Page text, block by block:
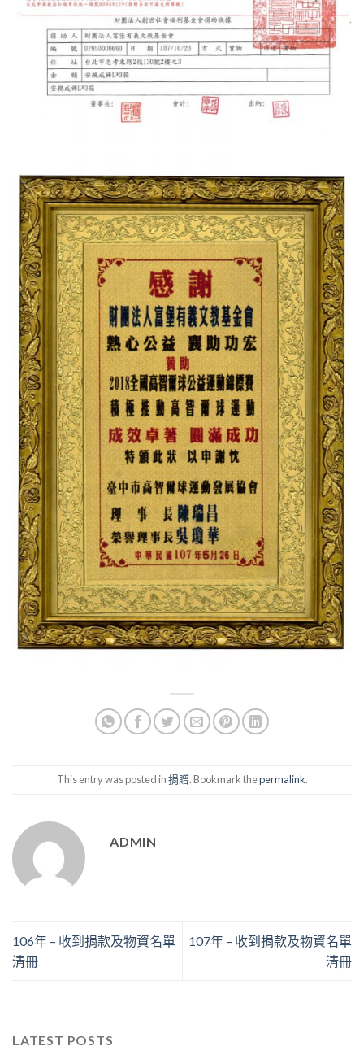
This entry was posted in捐贈. Bookmark thepermalink.
ADMIN
106年 – 收到捐款及物資名單
清冊
107年 – 收到捐款及物資名單
清冊
LATEST POSTS